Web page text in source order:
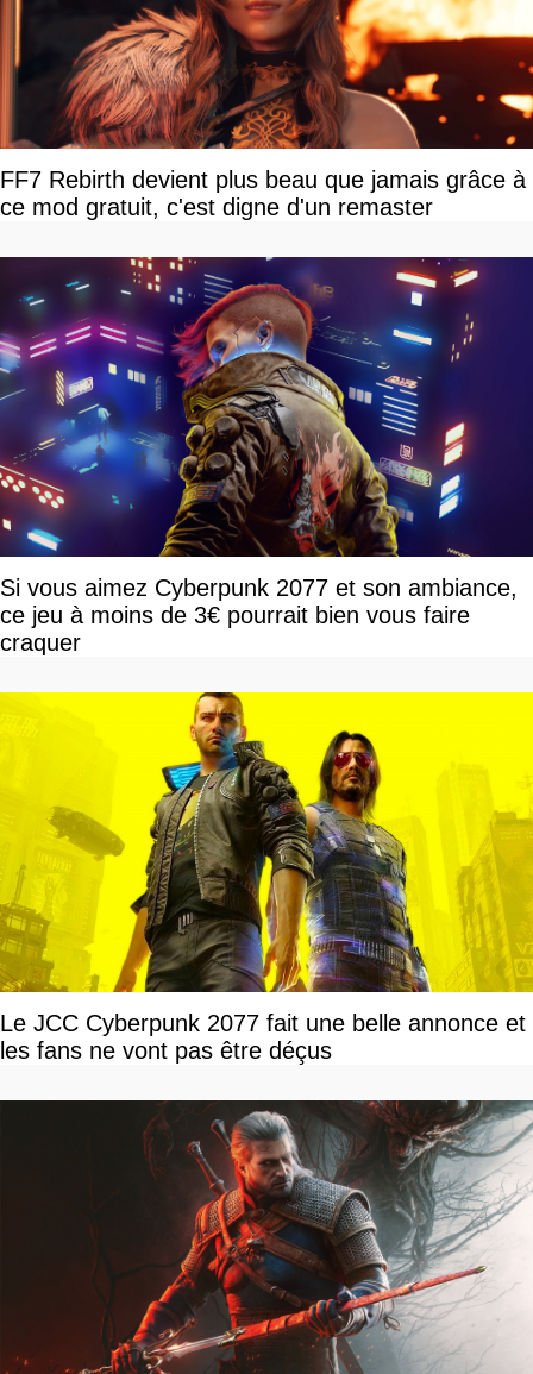
FF7 Rebirth devient plus beau que jamais grâce à
ce mod gratuit, c'est digne d'un remaster
Si vous aimez Cyberpunk 2077 et son ambiance,
ce jeu à moins de 3€ pourrait bien vous faire
craquer
Le JCC Cyberpunk 2077 fait une belle annonce et
les fans ne vont pas être déçus